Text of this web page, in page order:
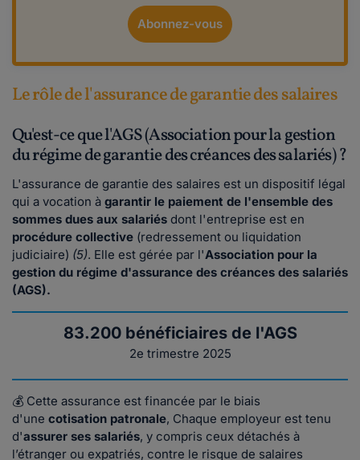
Abonnez-vous
Le rôle de l'assurance de garantie des salaires
Qu'est-ce que l'AGS (Association pour la gestion
du régime de garantie des créances des salariés) ?
L'assurance de garantie des salaires est un dispositif légal
qui a vocation à garantir le paiement de l'ensemble des
sommes dues aux salariés dont l'entreprise est en
procédure collective (redressement ou liquidation
judiciaire) (5). Elle est gérée par l'Association pour la
gestion du régime d'assurance des créances des salariés
(AGS).
83.200 bénéficiaires de l'AGS
2e trimestre 2025
💰 Cette assurance est financée par le biais
d'une cotisation patronale, Chaque employeur est tenu
d'assurer ses salariés, y compris ceux détachés à
l’étranger ou expatriés, contre le risque de salaires